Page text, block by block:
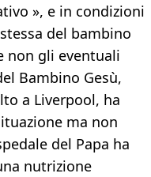
», e in condizioni
del bambino
non gli eventuali
Bambino Gesù,
a Liverpool, ha
ma non
del Papa ha
nutrizione